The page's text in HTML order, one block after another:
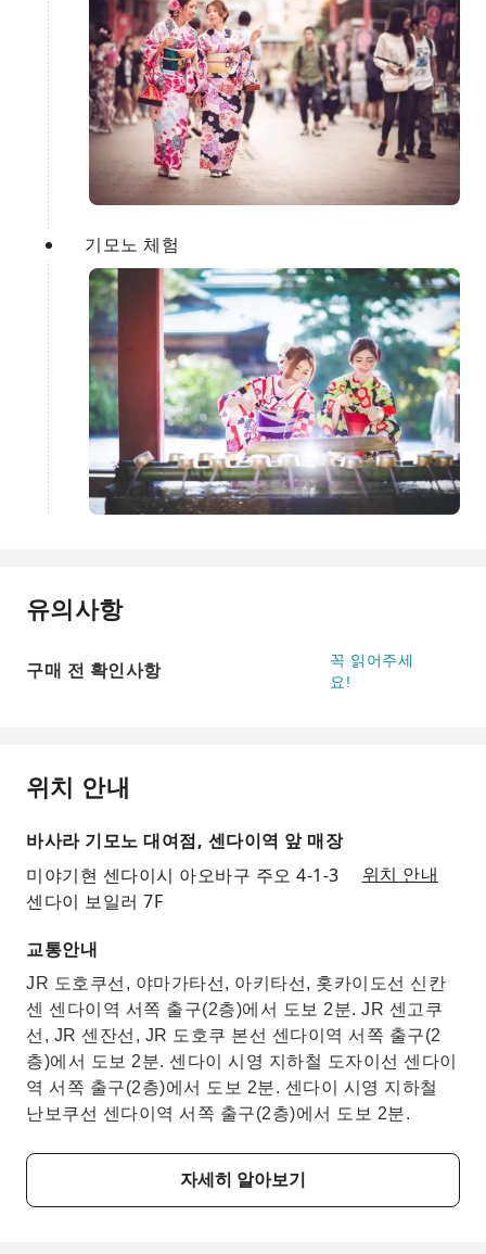
기모노 체험
유의사항
구매 전 확인사항
꼭 읽어주세
요!
위치 안내
바사라 기모노 대여점, 센다이역 앞 매장
미야기현 센다이시 아오바구 주오 4-1-3
센다이 보일러 7F
위치 안내
교통안내
JR 도호쿠선, 야마가타선, 아키타선, 홋카이도선 신칸
센 센다이역 서쪽 출구(2층)에서 도보 2분. JR 센고쿠
선, JR 센잔선, JR 도호쿠 본선 센다이역 서쪽 출구(2
층)에서 도보 2분. 센다이 시영 지하철 도자이선 센다이
역 서쪽 출구(2층)에서 도보 2분. 센다이 시영 지하철
난보쿠선 센다이역 서쪽 출구(2층)에서 도보 2분.
자세히 알아보기